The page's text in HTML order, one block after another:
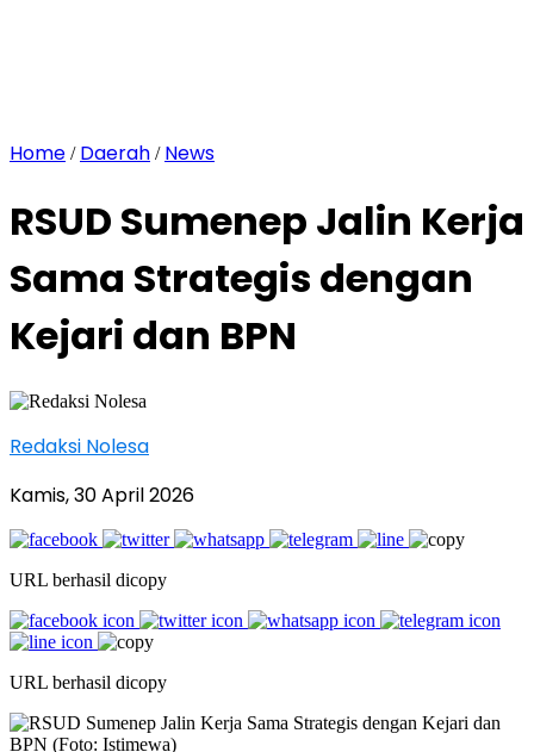
Home / Daerah / News
RSUD Sumenep Jalin Kerja
Sama Strategis dengan
Kejari dan BPN
Redaksi Nolesa
Kamis, 30 April 2026
URL berhasil dicopy
URL berhasil dicopy